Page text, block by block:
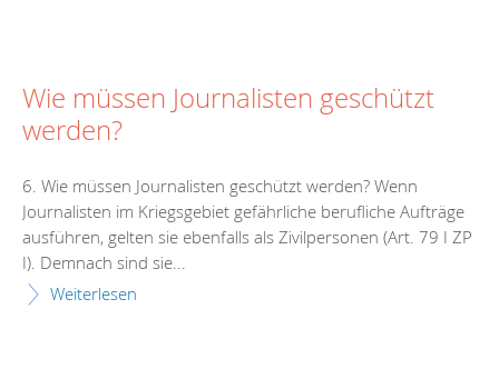
Wie müssen Journalisten geschützt
werden?
6. Wie müssen Journalisten geschützt werden? Wenn
Journalisten im Kriegsgebiet gefährliche berufliche Aufträge
ausführen, gelten sie ebenfalls als Zivilpersonen (Art. 79 I ZP
I). Demnach sind sie...
Weiterlesen